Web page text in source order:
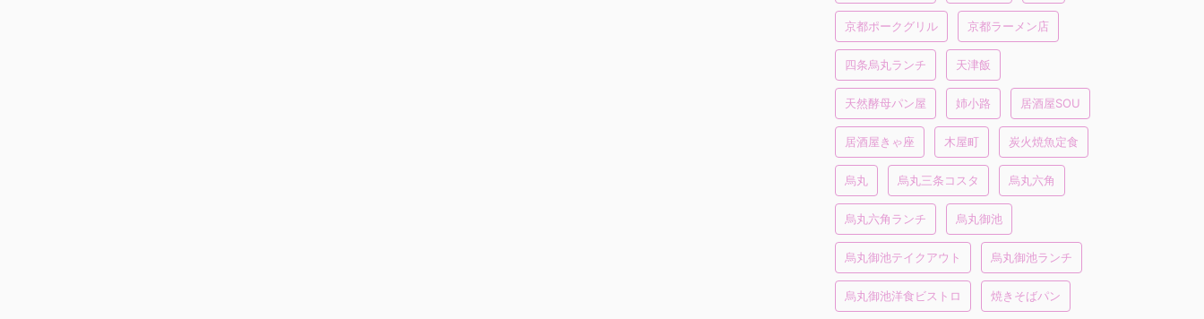
京都ポークグリル 京都ラーメン店
四条烏丸ランチ 天津飯
天然酵母パン屋 姉小路 居酒屋SOU
居酒屋きゃ座 木屋町 炭火焼魚定食
烏丸 烏丸三条コスタ 烏丸六角
烏丸六角ランチ 烏丸御池
烏丸御池テイクアウト 烏丸御池ランチ
烏丸御池洋食ビストロ 焼きそばパン